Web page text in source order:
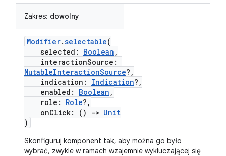
Zakres: dowolny
Modifier.selectable(
selected: Boolean ,
interactionSource:
MutableInteractionSource?,
indication: Indication?,
enabled: Boolean ,
role: Role?,
onClick: ()
-> Unit
)
Skonfiguruj komponent tak, aby można go było
wybrać, zwykle w ramach wzajemnie wykluczającej się